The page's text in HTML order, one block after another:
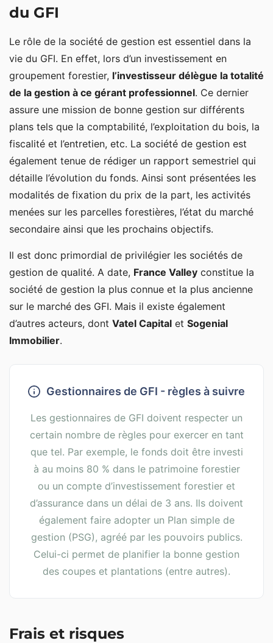
du GFI
Le rôle de la société de gestion est essentiel dans la
vie du GFI. En effet, lors d’un investissement en
groupement forestier, l’investisseur délègue la totalité
de la gestion à ce gérant professionnel. Ce dernier
assure une mission de bonne gestion sur différents
plans tels que la comptabilité, l’exploitation du bois, la
fiscalité et l’entretien, etc. La société de gestion est
également tenue de rédiger un rapport semestriel qui
détaille l’évolution du fonds. Ainsi sont présentées les
modalités de fixation du prix de la part, les activités
menées sur les parcelles forestières, l’état du marché
secondaire ainsi que les prochains objectifs.
Il est donc primordial de privilégier les sociétés de
gestion de qualité. A date, France Valley constitue la
société de gestion la plus connue et la plus ancienne
sur le marché des GFI. Mais il existe également
d’autres acteurs, dont Vatel Capital et Sogenial
Immobilier.
Gestionnaires de GFI - règles à suivre
Les gestionnaires de GFI doivent respecter un
certain nombre de règles pour exercer en tant
que tel. Par exemple, le fonds doit être investi
à au moins 80 % dans le patrimoine forestier
ou un compte d’investissement forestier et
d’assurance dans un délai de 3 ans. Ils doivent
également faire adopter un Plan simple de
gestion (PSG), agréé par les pouvoirs publics.
Celui-ci permet de planifier la bonne gestion
des coupes et plantations (entre autres).
Frais et risques